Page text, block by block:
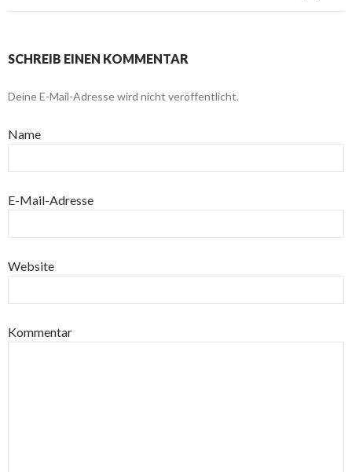
SCHREIB EINEN KOMMENTAR
Deine E-Mail-Adresse wird nicht veröffentlicht.
Name
E-Mail-Adresse
Website
Kommentar